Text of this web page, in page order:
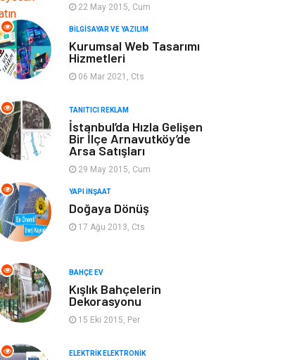
Tekstil Tatil
Hediyelik Eşya Bilişim
Mobilya
Nakliyat Telekomünikasyon
Maden ve Metal İnternet
Plastik
Endüstriyel
Ürünler
Bebek Giyim
Finans Ekonomi Aksesuar
22 May 2015, Cum
BILGISAYAR VE YAZILIM
Kurumsal Web Tasarımı
Hizmetleri
06 Mar 2021, Cts
TANITICI REKLAM
İstanbul’da Hızla Gelişen
Bir İlçe Arnavutköy’de
Arsa Satışları
29 May 2015, Cum
YAPI İNŞAAT
Doğaya Dönüş
17 Ağu 2013, Cts
BAHÇE EV
Kışlık Bahçelerin
Dekorasyonu
15 Eki 2015, Per
ELEKTRIK ELEKTRONIK